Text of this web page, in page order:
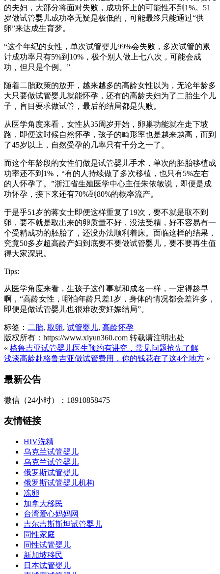
的夫妇，大部分将面对失败，成功怀上的可能性不到1%。51
岁做试管婴儿成功率无疑是极低的，可能最终只能通过“供
卵”来达成生育梦。
“这个年纪的女性，单次试管婴儿99%会失败，多次试管的累
计成功率只有5%到10%，极个别人做上七八次，可能会成
功，但只是个例。”
随着二胎政策的放开，越来越多的高龄女性以为，无论年龄多
大只要做试管婴儿就能怀孕，还有的高龄夫妇为了二胎生个儿
子，盲目要求做试管，最后的结局都是失败。
从医学角度来看，女性从35周岁开始，卵巢功能就在走下坡
路，即便这时候自然怀孕，孩子的畸形率也是越来越高，而到
了45岁以上，自然受孕的几率只有千分之一了。
而这个年龄段的女性们做是试管婴儿手术，单次的胚胎移植成
功率还不到1%，“有的人持续做了多次移植，也只有5%左右
的人怀孕了。”浙江省生殖医学中心主任朱依敏说，即便是成
功怀孕，接下来还有70%到80%的概率流产。
于是乎51岁的蒋女士即便这样重复了19次，要不就是取不到
卵，要不就是取出来的卵质量不好，没法受精，好不容易有一
个受精成功的胚胎了，还没办法顺利着床。面临这样的结果，
究竟50多岁超高龄产妇到底要不要做试管婴儿，要不要再生值
得大家深思。
Tips:
从医学角度来看，生孩子这件事就和成名一样，一定得趁早
啊，“高龄女性，哪怕年龄只差1岁，身体的情况都会差许多，
即便是做试管婴儿也很难改变妊娠结局”。
标签： 二胎, 取卵, 试管婴儿, 高龄怀孕
版权所有：https://www.xiyun360.com 转载请注明出处
« 格鲁吉亚试管婴儿医生预约有讲究，常见问题抢先了解
浅谈高龄赴格鲁吉亚做试管费用，你的钱花在了这4个地方 »
最新公告
微信（24小时）：18910858475
友情链接
HIV洗精
乌克兰试管婴儿
乌克兰试管婴儿
俄罗斯试管婴儿
俄罗斯试管婴儿机构
冻卵
加拿大移民
台湾爱心妈妈网
吉尔吉斯斯坦试管婴儿
同性家庭
同性试管婴儿
新加坡移民
日本试管婴儿